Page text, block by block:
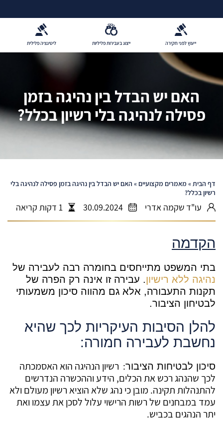
ייעוץ לפני חקירה ייצוג בעבירות פליליות ליטיגציה פלילית
האם יש הבדל בין נהיגה בזמן
פסילה לנהיגה בלי רשיון בכלל?
דף הבית » מאמרים מקצועיים » האם יש הבדל בין נהיגה בזמן פסילה לנהיגה בלי
רשיון בכלל?
עו"ד שקמה אדרי 30.09.2024 1 דקות קריאה
הקדמה
בתי המשפט מתייחסים בחומרה רבה לעבירה של
נהיגה ללא רישיון. עבירה זו אינה רק הפרה של
תקנות התעבורה, אלא גם מהווה סיכון משמעותי
לבטיחון הציבור.
להלן הסיבות העיקריות לכך שהיא
נחשבת לעבירה חמורה:
סיכון לבטיחות הציבור: רשיון הנהיגה הוא האסמכתה
לכך שהנהג רכש את הכלים, הידע וההכשרה הנדרשים
להתנהלות תקינה. מובן כי נהג שלא הוציא רשיון מעולם ולא
עמד במבחנים של רשות הרישוי עלול לסכן את עצמו ואת
יתר הנהגים בכביש.